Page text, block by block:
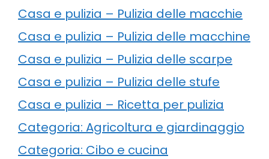
Casa e pulizia – Pulizia delle macchie
Casa e pulizia – Pulizia delle macchine
Casa e pulizia – Pulizia delle scarpe
Casa e pulizia – Pulizia delle stufe
Casa e pulizia – Ricetta per pulizia
Categoria: Agricoltura e giardinaggio
Categoria: Cibo e cucina